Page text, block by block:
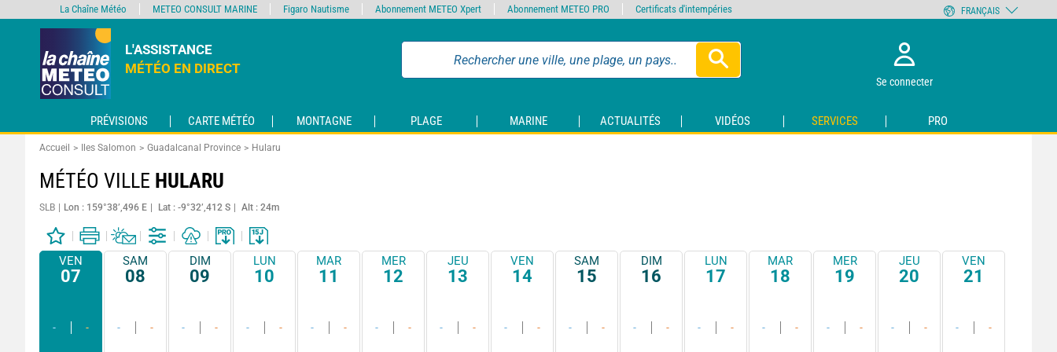
L'ASSISTANCE
MÉTÉO EN DIRECT
Se connecter
PRÉVISIONS CARTE MÉTÉO MONTAGNE PLAGE MARINE ACTUALITÉS VIDÉOS SERVICES PRO
Accueil Iles Salomon Guadalcanal Province Hularu
MÉTÉO VILLE HULARU
SLB Lon : 159°38’,496 E Lat : -9°32’,412 S Alt : 24m
VEN
07
- -
SAM
08
- -
DIM
09
- -
LUN
10
- -
MAR
11
- -
MER
12
- -
JEU
13
- -
VEN
14
- -
SAM
15
- -
DIM
16
- -
LUN
17
- -
MAR
18
- -
MER
19
- -
JEU
20
- -
VEN
21
- -
La Chaîne Météo METEO CONSULT MARINE Figaro Nautisme Abonnement METEO Xpert Abonnement METEO PRO Certificats d'intempéries FRANÇAIS